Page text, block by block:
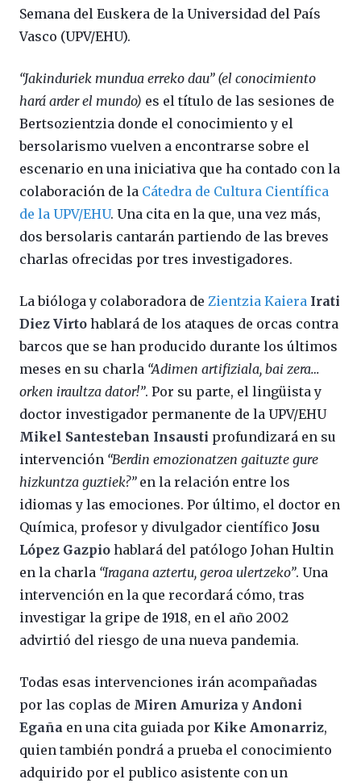
Semana del Euskera de la Universidad del País
Vasco (UPV/EHU).
“Jakinduriek mundua erreko dau” (el conocimiento
hará arder el mundo) es el título de las sesiones de
Bertsozientzia donde el conocimiento y el
bersolarismo vuelven a encontrarse sobre el
escenario en una iniciativa que ha contado con la
colaboración de la Cátedra de Cultura Científica
de la UPV/EHU. Una cita en la que, una vez más,
dos bersolaris cantarán partiendo de las breves
charlas ofrecidas por tres investigadores.
La bióloga y colaboradora de Zientzia Kaiera Irati
Diez Virto hablará de los ataques de orcas contra
barcos que se han producido durante los últimos
meses en su charla “Adimen artifiziala, bai zera…
orken iraultza dator!”. Por su parte, el lingüista y
doctor investigador permanente de la UPV/EHU
Mikel Santesteban Insausti profundizará en su
intervención “Berdin emozionatzen gaituzte gure
hizkuntza guztiek?”en la relación entre los
idiomas y las emociones. Por último, el doctor en
Química, profesor y divulgador científico Josu
López Gazpio hablará del patólogo Johan Hultin
en la charla “Iragana aztertu, geroa ulertzeko”. Una
intervención en la que recordará cómo, tras
investigar la gripe de 1918, en el año 2002
advirtió del riesgo de una nueva pandemia.
Todas esas intervenciones irán acompañadas
por las coplas de Miren Amuriza y Andoni
Egaña en una cita guiada por Kike Amonarriz,
quien también pondrá a prueba el conocimiento
adquirido por el publico asistente con un